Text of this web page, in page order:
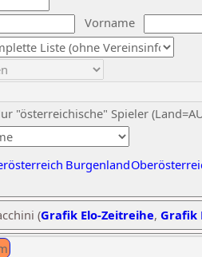
Vorname
"österreichische" Spieler
Burgenland
(Grafik Elo-Zeitreihe, Grafik